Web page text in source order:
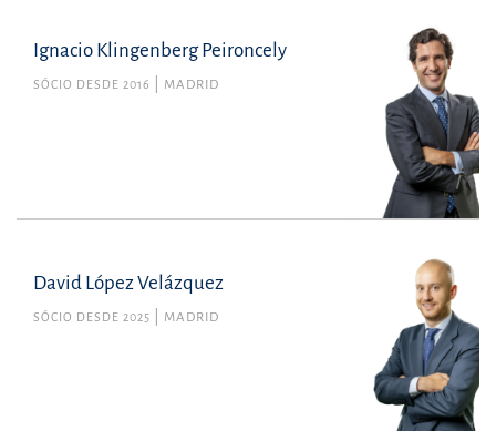
Ignacio Klingenberg Peironcely
SÓCIO DESDE 2016 MADRID
David López Velázquez
SÓCIO DESDE 2025 MADRID